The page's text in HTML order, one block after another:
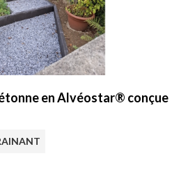
en Alvéostar® conçue